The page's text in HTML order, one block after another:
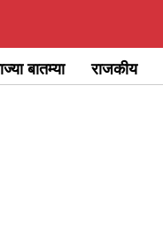
बातम्या राजकीय